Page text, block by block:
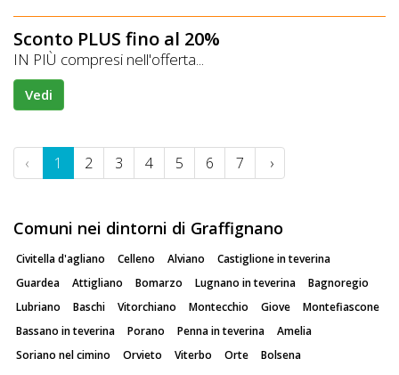
Sconto PLUS fino al 20%
IN PIÙ compresi nell'offerta...
Vedi
‹ 1 2 3 4 5 6 7 ›
Comuni nei dintorni di Graffignano
Civitella d'agliano Celleno Alviano
Castiglione in teverina
Guardea
Attigliano Bomarzo Lugnano in teverina
Bagnoregio
Lubriano
Baschi Vitorchiano Montecchio Giove
Montefiascone
Bassano in teverina
Porano Penna in teverina
Amelia
Soriano nel cimino
Orvieto Viterbo Orte Bolsena